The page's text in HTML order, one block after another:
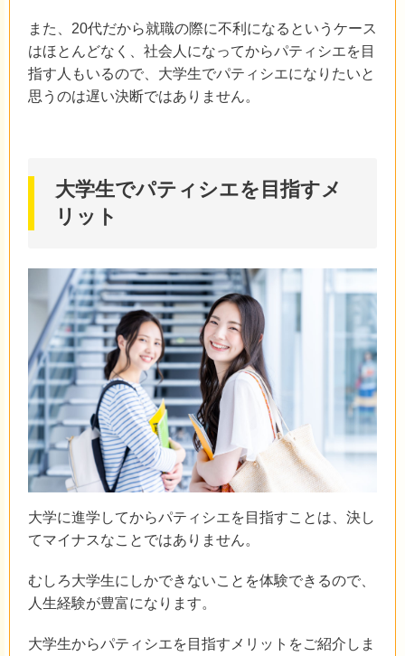
また、20代だから就職の際に不利になるというケース
はほとんどなく、社会人になってからパティシエを目
指す人もいるので、大学生でパティシエになりたいと
思うのは遅い決断ではありません。
大学生でパティシエを目指すメ
リット
大学に進学してからパティシエを目指すことは、決し
てマイナスなことではありません。
むしろ大学生にしかできないことを体験できるので、
人生経験が豊富になります。
大学生からパティシエを目指すメリットをご紹介しま